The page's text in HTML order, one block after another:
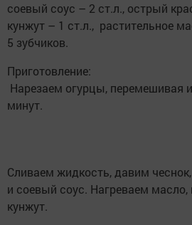
соевый соус – 2 ст.л., острый
кунжут – 1 ст.л., растительное
5 зубчиков.
Приготовление:
Нарезаем огурцы, перемешивая
минут.
Сливаем жидкость, давим
и соевый соус. Нагреваем
кунжут.